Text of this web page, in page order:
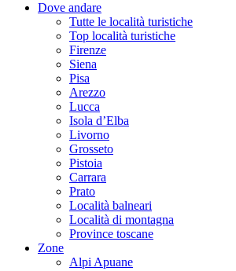
Dove andare
Tutte le località turistiche
Top località turistiche
Firenze
Siena
Pisa
Arezzo
Lucca
Isola d’Elba
Livorno
Grosseto
Pistoia
Carrara
Prato
Località balneari
Località di montagna
Province toscane
Zone
Alpi Apuane